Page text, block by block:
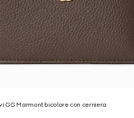
GG Marmont bicolore con cerniera